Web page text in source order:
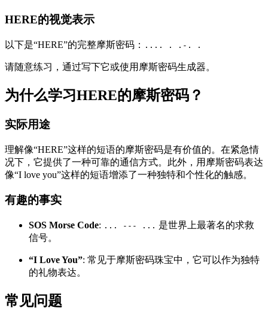
HERE的视觉表示
以下是“HERE”的完整摩斯密码： .... . .-. .
请随意练习，通过写下它或使用摩斯密码生成器。
为什么学习HERE的摩斯密码？
实际用途
理解像“HERE”这样的短语的摩斯密码是有价值的。在紧急情
况下，它提供了一种可靠的通信方式。此外，用摩斯密码表达
像“I love you”这样的短语增添了一种独特和个性化的触感。
有趣的事实
SOS Morse Code: ... --- ... 是世界上最著名的求救
信号。
“I Love You”: 常见于摩斯密码珠宝中，它可以作为独特
的礼物表达。
常见问题